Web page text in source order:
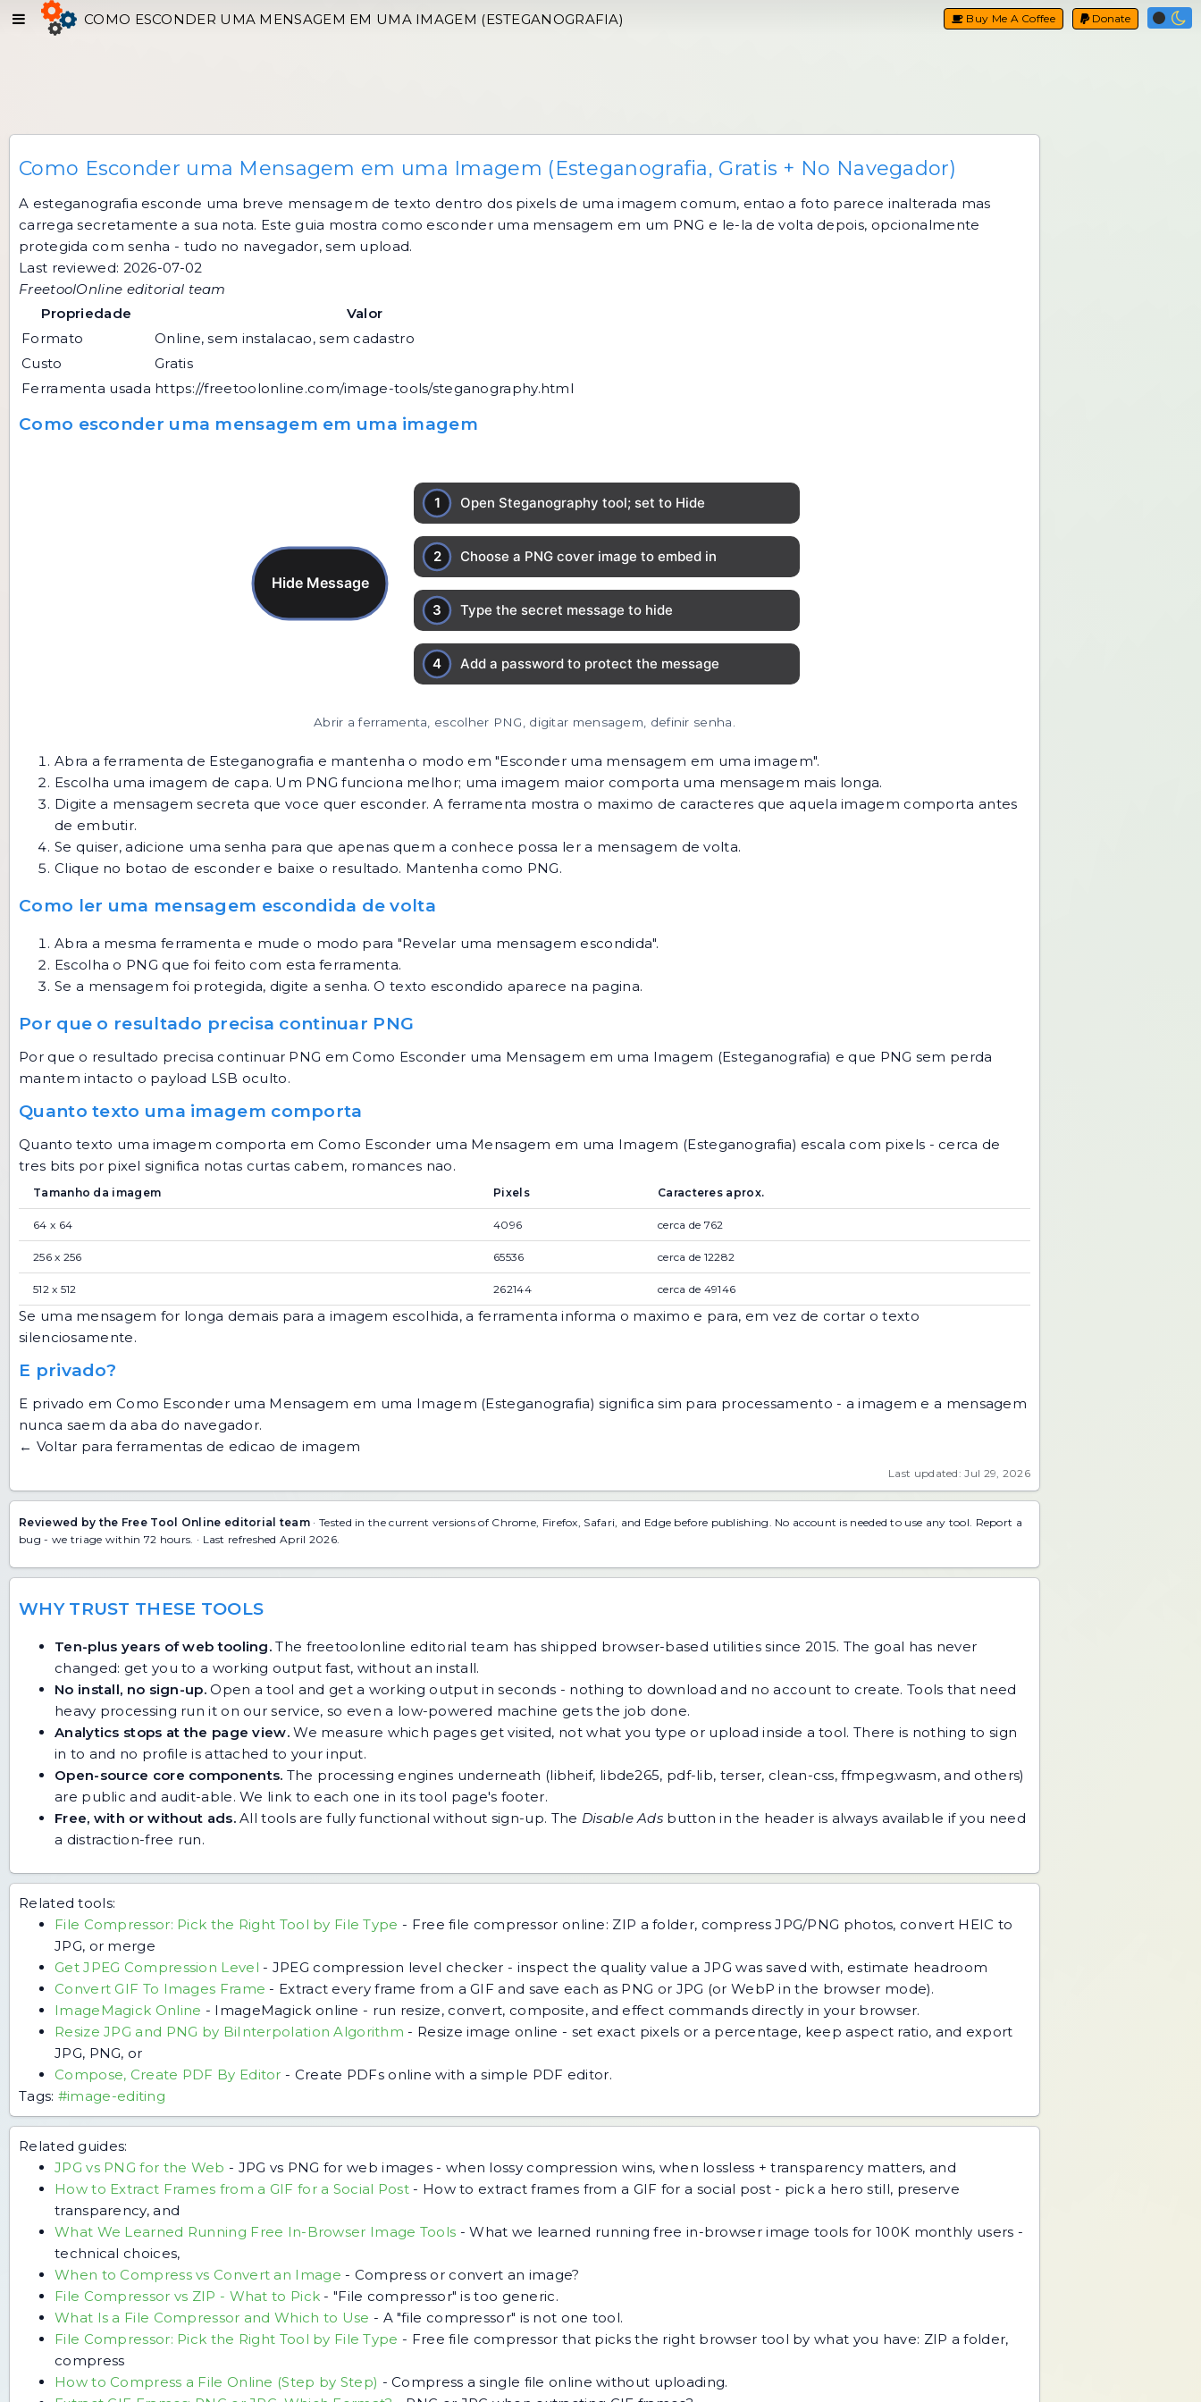
Donate
Buy Me A Coffee
COMO ESCONDER UMA MENSAGEM EM UMA IMAGEM (ESTEGANOGRAFIA)
Como Esconder uma Mensagem em uma Imagem (Esteganografia, Gratis + No Navegador)
A esteganografia esconde uma breve mensagem de texto dentro dos pixels de uma imagem comum, entao a foto parece inalterada mas
carrega secretamente a sua nota. Este guia mostra como esconder uma mensagem em um PNG e le-la de volta depois, opcionalmente
protegida com senha - tudo no navegador, sem upload.
Last reviewed: 2026-07-02
FreetoolOnline editorial team
Propriedade
Valor
Formato
Online, sem instalacao, sem cadastro
Custo
Gratis
Ferramenta usada https://freetoolonline.com/image-tools/steganography.html
Como esconder uma mensagem em uma imagem
Abrir a ferramenta, escolher PNG, digitar mensagem, definir senha.
Abra aferramenta de Esteganografia e mantenha o modo em "Esconder uma mensagem em uma imagem".
Escolha uma imagem de capa. Um PNG funciona melhor; uma imagem maior comporta uma mensagem mais longa.
Digite a mensagem secreta que voce quer esconder. A ferramenta mostra o maximo de caracteres que aquela imagem comporta antes
de embutir.
Se quiser, adicione uma senha para que apenas quem a conhece possa ler a mensagem de volta.
Clique no botao de esconder e baixe o resultado. Mantenha como PNG.
Como ler uma mensagem escondida de volta
Abra a mesma ferramenta e mude o modo para "Revelar uma mensagem escondida".
Escolha o PNG que foi feito com esta ferramenta.
Se a mensagem foi protegida, digite a senha. O texto escondido aparece na pagina.
Por que o resultado precisa continuar PNG
Por que o resultado precisa continuar PNG em Como Esconder uma Mensagem em uma Imagem (Esteganografia) e que PNG sem perda
mantem intacto o payload LSB oculto.
Quanto texto uma imagem comporta
Quanto texto uma imagem comporta em Como Esconder uma Mensagem em uma Imagem (Esteganografia) escala com pixels - cerca de
tres bits por pixel significa notas curtas cabem, romances nao.
Tamanho da imagem Pixels Caracteres aprox.
64 x 64 4096 cerca de 762
256 x 256 65536 cerca de 12282
512 x 512 262144 cerca de 49146
Se uma mensagem for longa demais para a imagem escolhida, a ferramenta informa o maximo e para, em vez de cortar o texto
silenciosamente.
E privado?
E privado em Como Esconder uma Mensagem em uma Imagem (Esteganografia) significa sim para processamento - a imagem e a mensagem
nunca saem da aba do navegador.
← Voltar para ferramentas de edicao de imagem
Last updated: Jul 29, 2026
Reviewed by the Free Tool Online editorial team · Tested in the current versions of Chrome, Firefox, Safari, and Edge before publishing. No account is needed to use any tool. Report a
bug - we triage within 72 hours. · Last refreshed April 2026.
WHY TRUST THESE TOOLS
Ten-plus years of web tooling. The freetoolonline editorial team has shipped browser-based utilities since 2015. The goal has never
changed: get you to a working output fast, without an install.
No install, no sign-up.Open a tool and get a working output in seconds - nothing to download and no account to create. Tools that need
heavy processing run it on our service, so even a low-powered machine gets the job done.
Analytics stops at the page view.We measure which pages get visited, not what you type or upload inside a tool. There is nothing to sign
in to and no profile is attached to your input.
Open-source core components. The processing engines underneath (libheif, libde265, pdf-lib, terser, clean-css, ffmpeg.wasm, and others)
are public and audit-able. We link to each one in its tool page's footer.
Free, with or without ads.All tools are fully functional without sign-up. The Disable Ads button in the header is always available if you need
a distraction-free run.
Related tools:
File Compressor: Pick the Right Tool by File Type - Free file compressor online: ZIP a folder, compress JPG/PNG photos, convert HEIC to
JPG, or merge
Get JPEG Compression Level - JPEG compression level checker - inspect the quality value a JPG was saved with, estimate headroom
Convert GIF To Images Frame - Extract every frame from a GIF and save each as PNG or JPG (or WebP in the browser mode).
ImageMagick Online - ImageMagick online - run resize, convert, composite, and effect commands directly in your browser.
Resize JPG and PNG by BiInterpolation Algorithm - Resize image online - set exact pixels or a percentage, keep aspect ratio, and export
JPG, PNG, or
Compose, Create PDF By Editor - Create PDFs online with a simple PDF editor.
Tags: #image-editing
Related guides:
JPG vs PNG for the Web - JPG vs PNG for web images - when lossy compression wins, when lossless + transparency matters, and
How to Extract Frames from a GIF for a Social Post - How to extract frames from a GIF for a social post - pick a hero still, preserve
transparency, and
What We Learned Running Free In-Browser Image Tools -What we learned running free in-browser image tools for 100K monthly users -
technical choices,
When to Compress vs Convert an Image - Compress or convert an image?
File Compressor vs ZIP - What to Pick -"File compressor" is too generic.
What Is a File Compressor and Which to Use - A "file compressor" is not one tool.
File Compressor: Pick the Right Tool by File Type - Free file compressor that picks the right browser tool by what you have: ZIP a folder,
compress
How to Compress a File Online (Step by Step) -Compress a single file online without uploading.